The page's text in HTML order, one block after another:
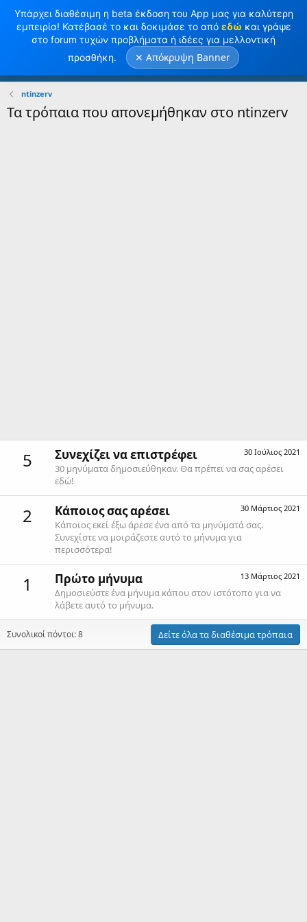
Υπάρχει διαθέσιμη η beta έκδοση του App μας για καλύτερη
εμπειρία! Κατέβασέ το και δοκιμάσε το από εδώ και γράψε
στο forum τυχών προβλήματα ή ιδέες για μελλοντική
προσθήκη.
✕ Απόκρυψη Banner
Σύνδεση
ntinzerv
Τα τρόπαια που απονεμήθηκαν στο ntinzerv
5 30 Ιούλιος 2021
Συνεχίζει να επιστρέφει
30 μηνύματα δημοσιεύθηκαν. Θα πρέπει να σας αρέσει
εδώ!
2 30 Μάρτιος 2021
Κάποιος σας αρέσει
Κάποιος εκεί έξω άρεσε ένα από τα μηνύματά σας.
Συνεχίστε να μοιράζεστε αυτό το μήνυμα για
περισσότερα!
1 13 Μάρτιος 2021
Πρώτο μήνυμα
Δημοσιεύστε ένα μήνυμα κάπου στον ιστότοπο για να
λάβετε αυτό το μήνυμα.
Συνολικοί πόντοι: 8 Δείτε όλα τα διαθέσιμα τρόπαια